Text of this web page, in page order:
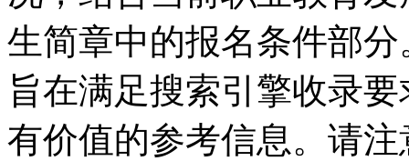
生简章中的报名条件部
旨在满足搜索引擎收录
有价值的参考信息。请